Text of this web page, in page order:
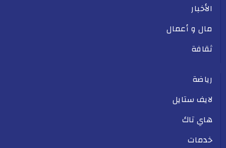
الأخبار
مال و أعمال
ثقافة
رياضة
لايف ستايل
هاي تاك
خدمات